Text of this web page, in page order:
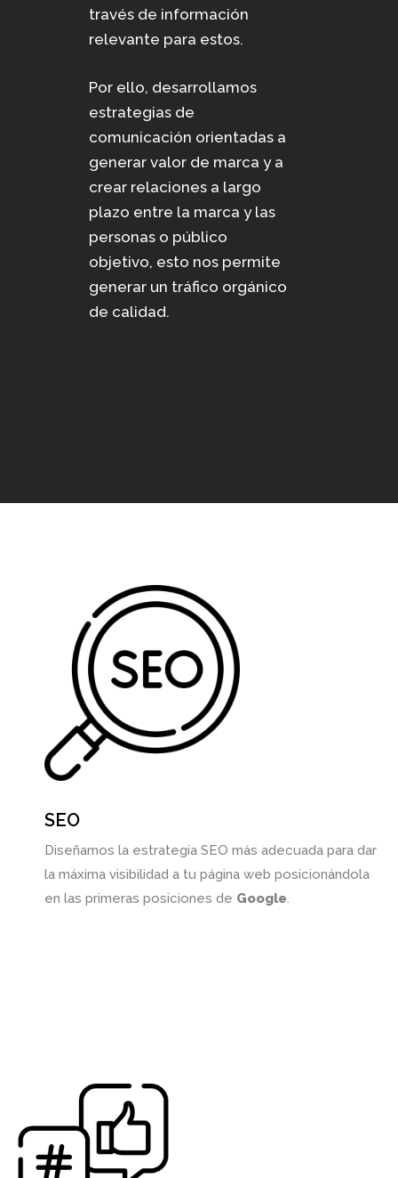
través de información
relevante para estos.
Por ello, desarrollamos
estrategias de
comunicación orientadas a
generar valor de marca y a
crear relaciones a largo
plazo entre la marca y las
personas o público
objetivo, esto nos permite
generar un tráfico orgánico
de calidad.
SEO
Diseñamos la estrategia SEO más adecuada para dar
la máxima visibilidad a tu página web posicionándola
en las primeras posiciones de Google.